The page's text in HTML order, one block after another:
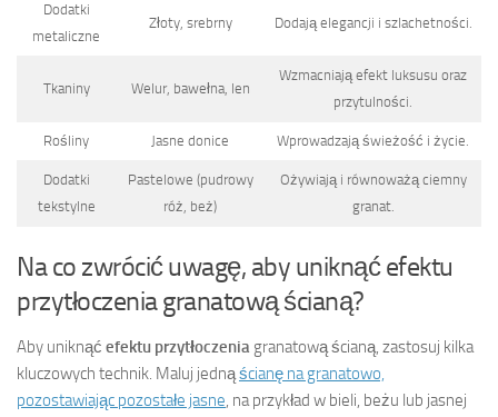
Dodatki
metaliczne
Złoty, srebrny Dodają elegancji i szlachetności.
Tkaniny Welur, bawełna, len
Wzmacniają efekt luksusu oraz
przytulności.
Rośliny Jasne donice Wprowadzają świeżość i życie.
Dodatki
tekstylne
Pastelowe (pudrowy
róż, beż)
Ożywiają i równoważą ciemny
granat.
Na co zwrócić uwagę, aby uniknąć efektu
przytłoczenia granatową ścianą?
Aby uniknąć efektu przytłoczenia granatową ścianą, zastosuj kilka
kluczowych technik. Maluj jednąścianę na granatowo,
pozostawiając pozostałe jasne, na przykład w bieli, beżu lub jasnej